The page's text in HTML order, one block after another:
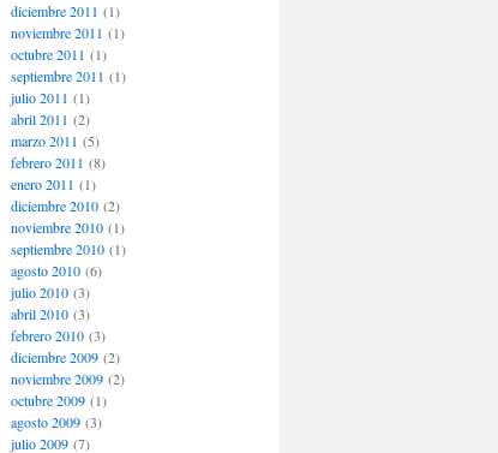
diciembre 2011 (1)
noviembre 2011 (1)
octubre 2011 (1)
septiembre 2011 (1)
julio 2011 (1)
abril 2011 (2)
marzo 2011 (5)
febrero 2011 (8)
enero 2011 (1)
diciembre 2010(2)
noviembre 2010(1)
septiembre 2010(1)
agosto 2010(6)
julio 2010(3)
abril 2010(3)
febrero 2010(3)
diciembre 2009(2)
noviembre 2009(2)
octubre 2009(1)
agosto 2009(3)
julio 2009(7)